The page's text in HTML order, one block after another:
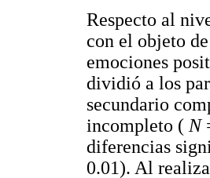
Respecto al
con el objeto
emociones
dividió a los
secundario
incompleto ( N
diferencias
0.01). Al